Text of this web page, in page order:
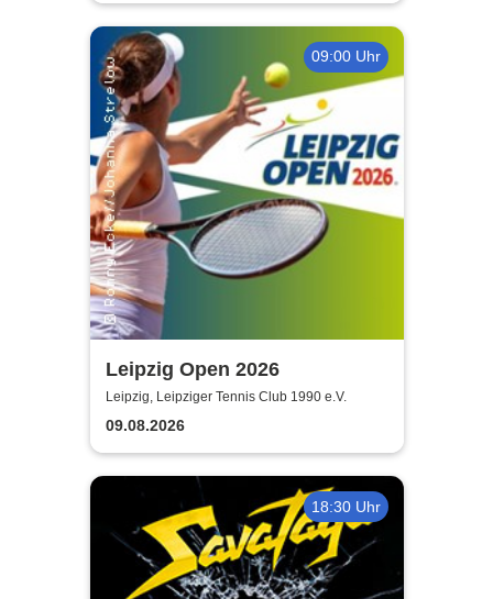
09:00 Uhr
Leipzig Open 2026
Leipzig, Leipziger Tennis Club 1990 e.V.
09.08.2026
18:30 Uhr